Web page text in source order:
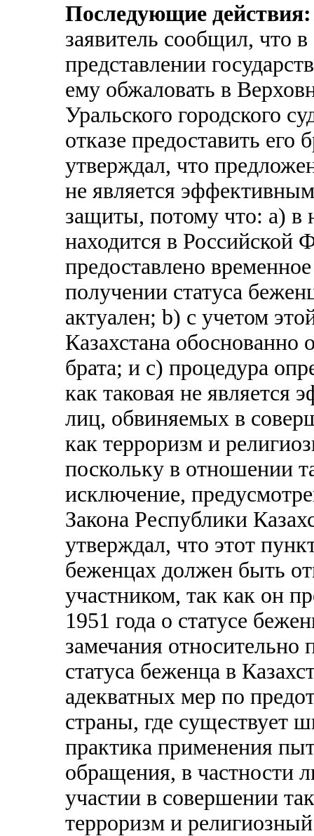
Последующие действия:
заявитель сообщил, что
представлении
ему обжаловать в
Уральского городского
отказе предоставить его
утверждал, что
не является
защиты, потому что: а) в
находится в Российской
предоставлено
получении статуса
актуален; b) с учетом
Казахстана
брата; и с) процедура
как таковая не является
лиц, обвиняемых в
как терроризм и
поскольку в отношении
исключение,
Закона Республики
утверждал, что этот
беженцах должен быть
участником, так как он
1951 года о статусе
замечания относительно
статуса беженца в
адекватных мер по
страны, где существует
практика применения
обращения, в частности
участии в совершении
терроризм и